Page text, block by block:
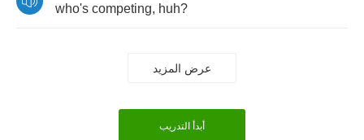
who's competing, huh?
عرض المزيد
أبدأ التدريب